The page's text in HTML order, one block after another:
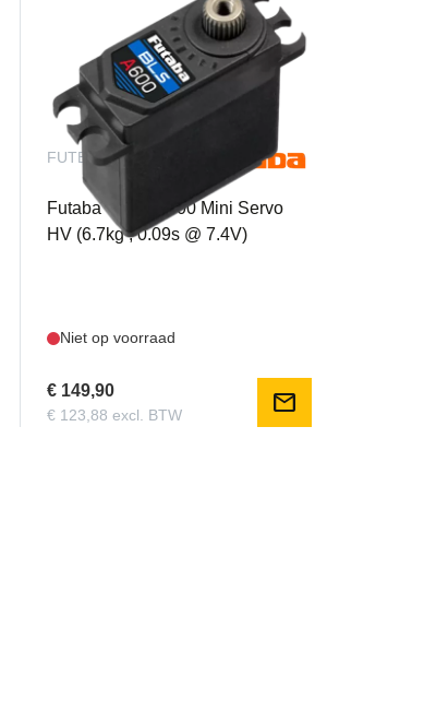
FUTBLS-A600
Futaba - BLS-A600 Mini Servo
HV (6.7kg , 0.09s @ 7.4V)
Niet op voorraad
€ 149,90
€ 123,88 excl. BTW mail